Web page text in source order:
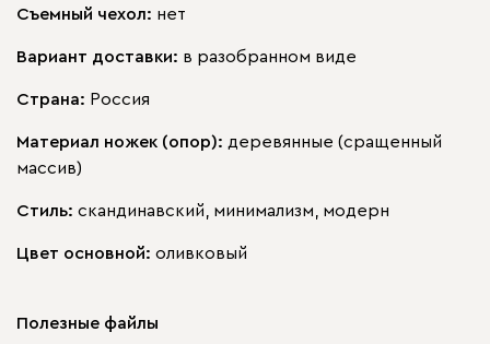
Съемный чехол: нет
Вариант доставки: в разобранном виде
Страна: Россия
Материал ножек (опор): деревянные (сращенный
массив)
Стиль: скандинавский, минимализм, модерн
Цвет основной: оливковый
Полезные файлы